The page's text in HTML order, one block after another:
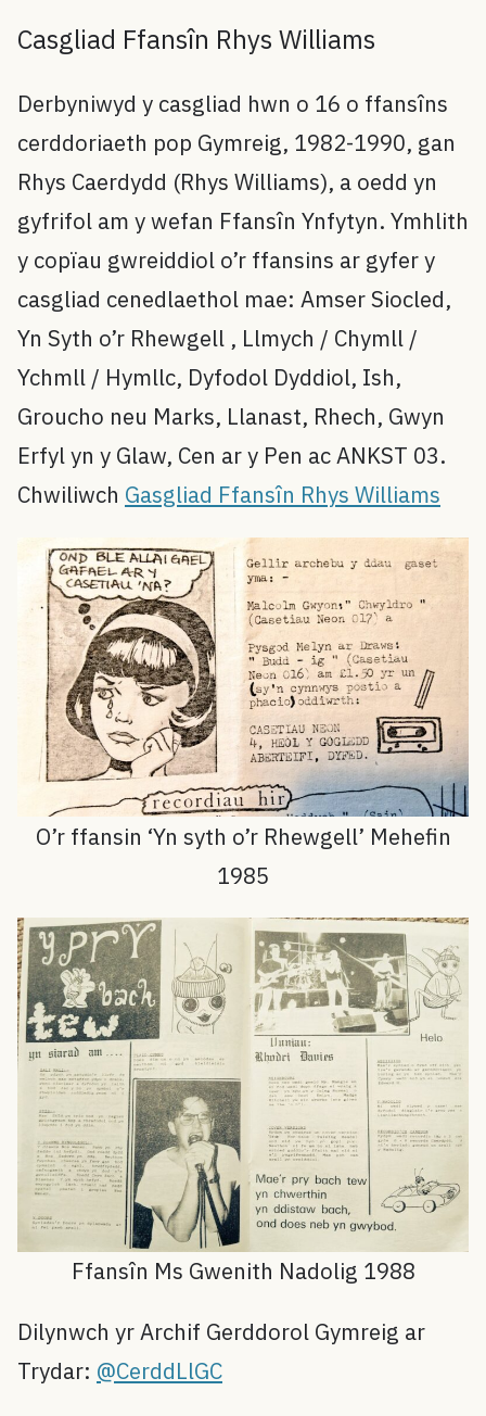
Casgliad Ffansîn Rhys Williams
Derbyniwyd y casgliad hwn o 16 o ffansîns
cerddoriaeth pop Gymreig, 1982-1990, gan
Rhys Caerdydd (Rhys Williams), a oedd yn
gyfrifol am y wefan Ffansîn Ynfytyn. Ymhlith
y copïau gwreiddiol o’r ffansins ar gyfer y
casgliad cenedlaethol mae: Amser Siocled,
Yn Syth o’r Rhewgell , Llmych / Chymll /
Ychmll / Hymllc, Dyfodol Dyddiol, Ish,
Groucho neu Marks, Llanast, Rhech, Gwyn
Erfyl yn y Glaw, Cen ar y Pen ac ANKST 03.
Chwiliwch Gasgliad Ffansîn Rhys Williams
O’r ffansin ‘Yn syth o’r Rhewgell’ Mehefin
1985
Ffansîn Ms Gwenith Nadolig 1988
Dilynwch yr Archif Gerddorol Gymreig ar
Trydar: @CerddLlGC